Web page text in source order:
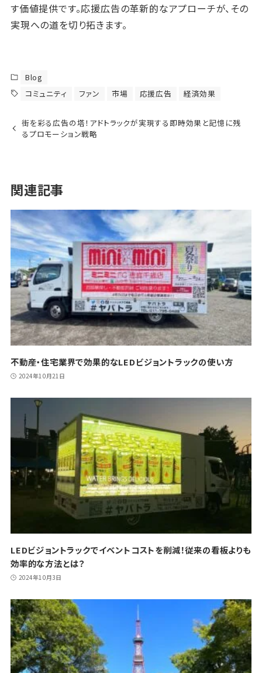
す価値提供です。応援広告の革新的なアプローチが、その
実現への道を切り拓きます。
Blog
コミュニティ
ファン 市場 応援広告 経済効果
街を彩る広告の塔！アドトラックが実現する即時効果と記憶に残
るプロモーション戦略
関連記事
不動産・住宅業界で効果的なLEDビジョントラックの使い方
2024年10月21日
LEDビジョントラックでイベントコストを削減！従来の看板よりも
効率的な方法とは？
2024年10月3日